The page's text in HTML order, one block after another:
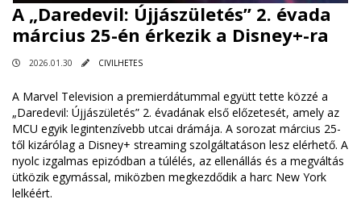
A „Daredevil: Újjászületés” 2. évada
március 25-én érkezik a Disney+-ra
2026.01.30 CIVILHETES
A Marvel Television a premierdátummal együtt tette közzé a
„Daredevil: Újjászületés” 2. évadának első előzetesét, amely az
MCU egyik legintenzívebb utcai drámája. A sorozat március 25-
től kizárólag a Disney+ streaming szolgáltatáson lesz elérhető. A
nyolc izgalmas epizódban a túlélés, az ellenállás és a megváltás
ütközik egymással, miközben megkezdődik a harc New York
lelkéért.